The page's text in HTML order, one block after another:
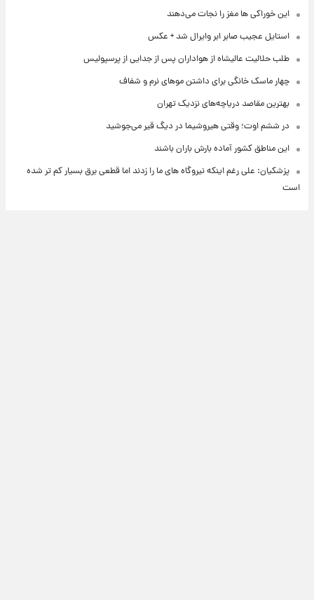
این خوراکی ها مغز را نجات می‌دهند
استایل عجیب صابر ابر وایرال شد + عکس
طلب حلالیت عالیشاه از هواداران پس از جدایی از پرسپولیس
چهار ماسک خانگی برای داشتن موهای نرم و شفاف
بهترین مقاصد دریاچه‌های نزدیک تهران
در ششم اوت؛ وقتی هیروشیما در دیگ قیر می‌جوشید
این مناطق کشور آماده بارش باران باشند
پزشکیان: علی رغم اینکه نیروگاه های ما را زدند اما قطعی برق بسیار کم تر شده
است